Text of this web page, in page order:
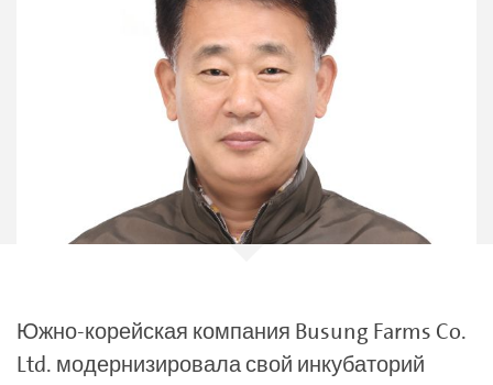
Южно-корейская компания Busung Farms Co.
Ltd. модернизировала свой инкубаторий